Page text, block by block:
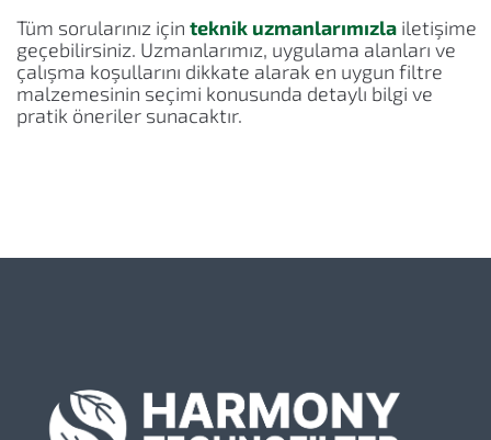
Tüm sorularınız için teknik uzmanlarımızla iletişime
geçebilirsiniz. Uzmanlarımız, uygulama alanları ve
çalışma koşullarını dikkate alarak en uygun filtre
malzemesinin seçimi konusunda detaylı bilgi ve
pratik öneriler sunacaktır.